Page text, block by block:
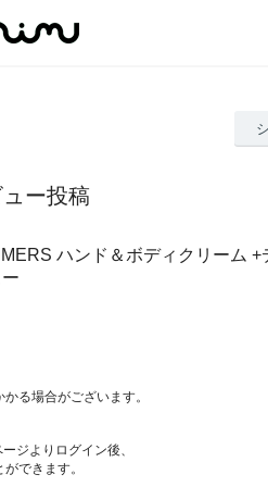
ュー投稿
ハンド＆ボディクリーム +
る場合がございます。
ジよりログイン後、
できます。